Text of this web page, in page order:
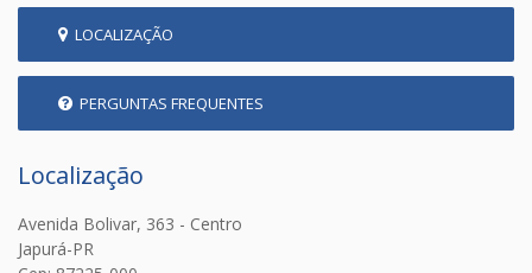
LOCALIZAÇÃO
PERGUNTAS FREQUENTES
Localização
Avenida Bolivar, 363 - Centro
Japurá-PR